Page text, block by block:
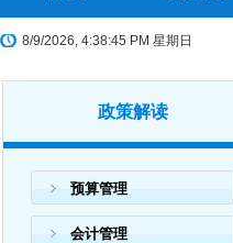
8/9/2026, 4:38:46 PM 星期日
政策解读
预算管理
会计管理